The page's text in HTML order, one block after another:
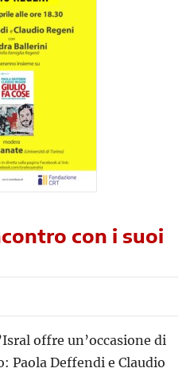
con i suoi
offre un’occasione di
Paola Deffendi e Claudio